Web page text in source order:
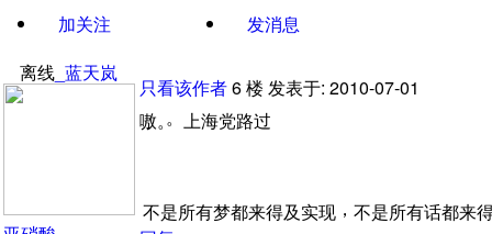
加关注 发消息
离线 _蓝天岚
只看该作者6楼 发表于: 2010-07-01
嗷。。 上海党路过
不是所有梦都来得及实现 ， 不是所有话都来